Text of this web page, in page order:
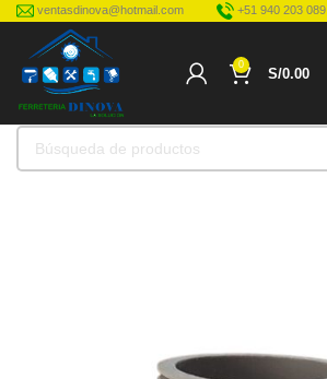
ventasdinova@hotmail.com +51 940 203 089
0
S/0.00